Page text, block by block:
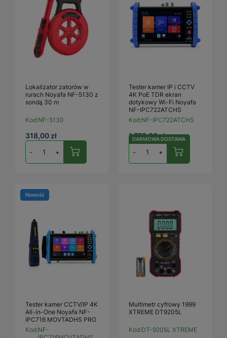
Lokalizator zatorów w
rurach Noyafa NF-5130 z
sondą 30 m
Kod:NF-5130
318,00 zł
- +
Tester kamer IP i CCTV
4K PoE TDR ekran
dotykowy Wi-Fi Noyafa
NF-IPC722ATCHS
Kod:NF-IPC722ATCHS
1 778,00 zł
- +
DARMOWA DOSTAWA
Nowość
Tester kamer CCTV/IP 4K
All-in-One Noyafa NF-
IPC716 MOVTADHS PRO
Kod:NF-
Multimetr cyfrowy 1999
XTREME DT9205L
Kod:DT-9205L XTREME